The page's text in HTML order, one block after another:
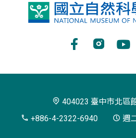
國
博
404023 臺中市北區
+886-4-2322-6940
週